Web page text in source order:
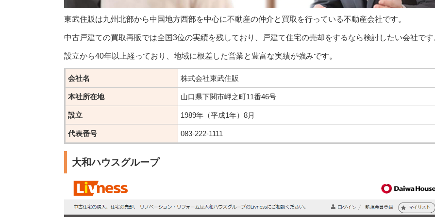
東武住販は九州北部から中国地方西部を中心に不動産の仲介と買取を行っている不動産会社です。
中古戸建ての買取再販では全国3位の実績を残しており、戸建て住宅の売却をするなら検討したい会社です
設立から40年以上経っており、地域に根差した営業と豊富な実績が強みです。
会社名 株式会社東武住販
本社所在地 山口県下関市岬之町11番46号
設立 1989年（平成1年）8月
代表番号 083-222-1111
大和ハウスグループ